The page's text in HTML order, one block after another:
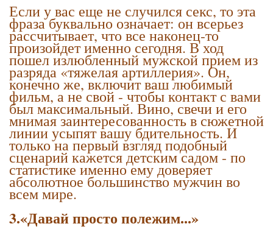
Если у вас еще не случился секс, то эта
фраза буквально означает: он всерьез
рассчитывает, что все наконец-то
произойдет именно сегодня. В ход
пошел излюбленный мужской прием из
разряда «тяжелая артиллерия». Он,
конечно же, включит ваш любимый
фильм, а не свой - чтобы контакт с вами
был максимальный. Вино, свечи и его
мнимая заинтересованность в сюжетной
линии усыпят вашу бдительность. И
только на первый взгляд подобный
сценарий кажется детским садом - по
статистике именно ему доверяет
абсолютное большинство мужчин во
всем мире.
3.«Давай просто полежим...»